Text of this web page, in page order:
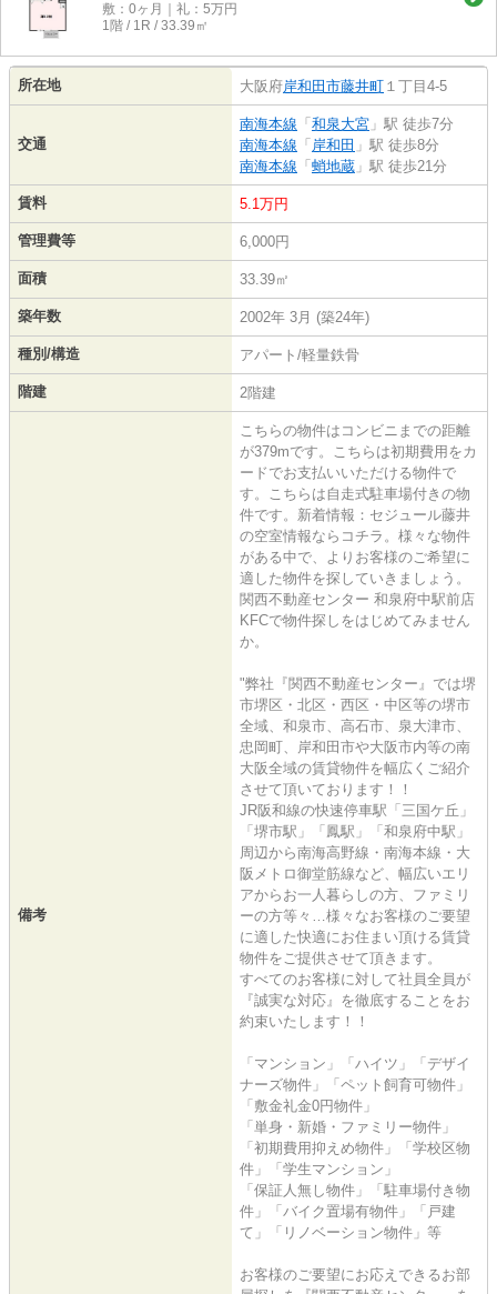
敷：0ヶ月｜礼：5万円
1階 / 1R / 33.39㎡
所在地 大阪府岸和田市藤井町 １丁目4-5
交通
南海本線 「 和泉大宮 」駅 徒歩7分
南海本線 「 岸和田 」駅 徒歩8分
南海本線 「 蛸地蔵 」駅 徒歩21分
賃料 5.1万円
管理費等 6,000円
面積 33.39㎡
築年数 2002年 3月 (築24年)
種別/構造 アパート/軽量鉄骨
階建 2階建
備考
こちらの物件はコンビニまでの距離
が379mです。こちらは初期費用をカ
ードでお支払いいただける物件で
す。こちらは自走式駐車場付きの物
件です。新着情報：セジュール藤井
の空室情報ならコチラ。様々な物件
がある中で、よりお客様のご希望に
適した物件を探していきましょう。
関西不動産センター 和泉府中駅前店
KFCで物件探しをはじめてみません
か。
"弊社『関西不動産センター』では堺
市堺区・北区・西区・中区等の堺市
全域、和泉市、高石市、泉大津市、
忠岡町、岸和田市や大阪市内等の南
大阪全域の賃貸物件を幅広くご紹介
させて頂いております！！
JR阪和線の快速停車駅「三国ケ丘」
「堺市駅」「鳳駅」「和泉府中駅」
周辺から南海高野線・南海本線・大
阪メトロ御堂筋線など、幅広いエリ
アからお一人暮らしの方、ファミリ
ーの方等々…様々なお客様のご要望
に適した快適にお住まい頂ける賃貸
物件をご提供させて頂きます。
すべてのお客様に対して社員全員が
『誠実な対応』を徹底することをお
約束いたします！！
「マンション」「ハイツ」「デザイ
ナーズ物件」「ペット飼育可物件」
「敷金礼金0円物件」
「単身・新婚・ファミリー物件」
「初期費用抑えめ物件」「学校区物
件」「学生マンション」
「保証人無し物件」「駐車場付き物
件」「バイク置場有物件」「戸建
て」「リノベーション物件」等
お客様のご要望にお応えできるお部